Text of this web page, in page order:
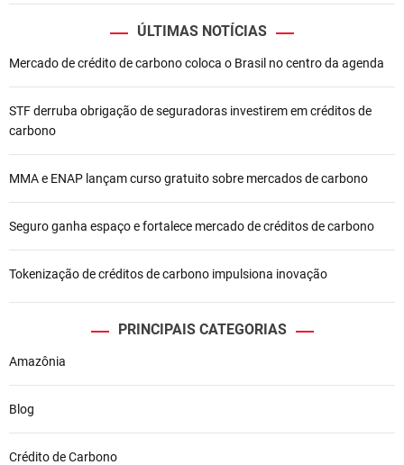
d
e
P
o
t
ÚLTIMAS NOTÍCIAS
Mercado de crédito de carbono coloca o Brasil no centro da agenda
STF derruba obrigação de seguradoras investirem em créditos de
carbono
MMA e ENAP lançam curso gratuito sobre mercados de carbono
Seguro ganha espaço e fortalece mercado de créditos de carbono
Tokenização de créditos de carbono impulsiona inovação
PRINCIPAIS CATEGORIAS
Amazônia
Blog
Crédito de Carbono